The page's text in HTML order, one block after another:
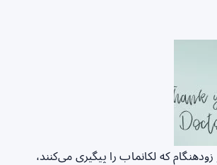
زودهنگام که لکانماب را پیگیری می‌کنند،